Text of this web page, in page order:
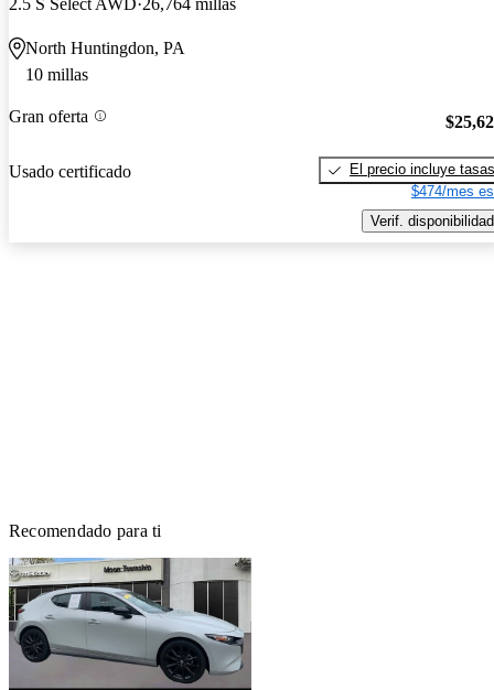
2.5 S Select AWD 26,764 millas
North Huntingdon, PA
10 millas
Gran oferta
Usado certificado
El precio incluye tasas
$474/mes
Verif. disponibilidad
Recomendado para ti